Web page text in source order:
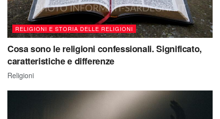
RELIGIONI E STORIA DELLE RELIGIONI
Cosa sono le religioni confessionali. Significato,
caratteristiche e differenze
Religioni